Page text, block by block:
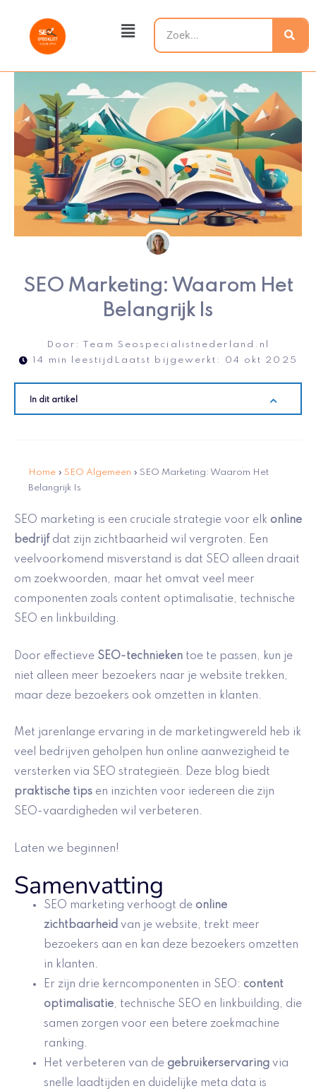
Main
Menu
Zoeken
SEO Marketing: Waarom Het
Belangrijk Is
Door:
Team Seospecialistnederland.nl
14 min leestijd Laatst bijgewerkt: 04 okt 2025
In dit artikel
Home » SEO Algemeen » SEO Marketing: Waarom Het
Belangrijk Is
SEO marketing is een cruciale strategie voor elk online
bedrijfdat zijn zichtbaarheid wil vergroten. Een
veelvoorkomend misverstand is dat SEO alleen draait
om zoekwoorden, maar het omvat veel meer
componenten zoals content optimalisatie, technische
SEO en linkbuilding.
Door effectieve SEO-technieken toe te passen, kun je
niet alleen meer bezoekers naar je website trekken,
maar deze bezoekers ook omzetten in klanten.
Met jarenlange ervaring in de marketingwereld heb ik
veel bedrijven geholpen hun online aanwezigheid te
versterken via SEO strategieën. Deze blog biedt
praktische tips en inzichten voor iedereen die zijn
SEO-vaardigheden wil verbeteren.
Laten we beginnen!
Samenvatting
SEO marketing verhoogt de online
zichtbaarheid van je website, trekt meer
bezoekers aan en kan deze bezoekers omzetten
in klanten.
Er zijn drie kerncomponenten in SEO: content
optimalisatie, technische SEO en linkbuilding, die
samen zorgen voor een betere zoekmachine
ranking.
Het verbeteren van de gebruikerservaring via
snelle laadtijden en duidelijke meta data is